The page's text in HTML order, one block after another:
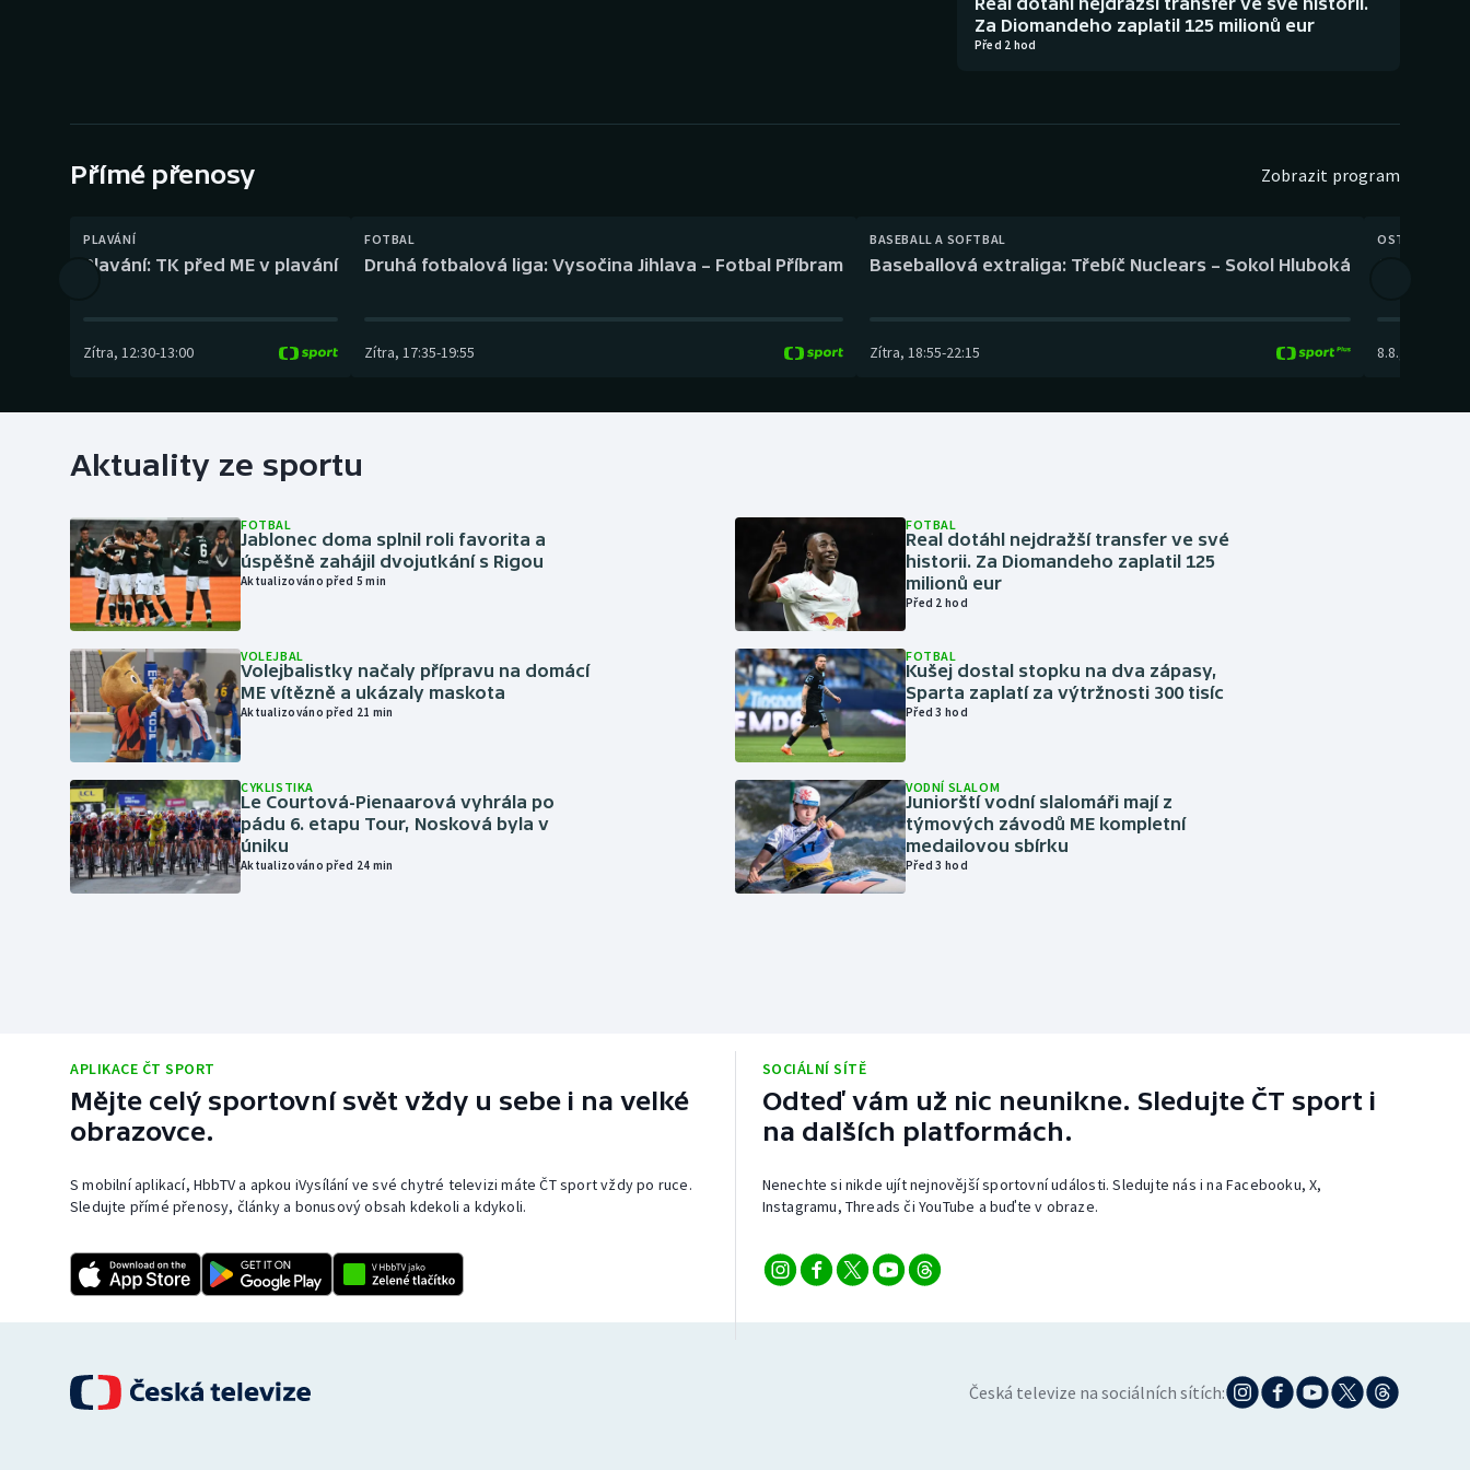
Gymnastika Plážový volejbal
Za Diomandeho zaplatil 125 milionů eur
Před 2 hod
Přímé přenosy Zobrazit program
PLAVÁNÍ
Plavání: TK před ME v plavání
Zítra, 12:30-13:00
FOTBAL
Druhá fotbalová liga: Vysočina Jihlava – Fotbal Příbram
Zítra, 17:35-19:55
BASEBALL A SOFTBAL
Baseballová extraliga: Třebíč Nuclears – Sokol Hluboká
Zítra, 18:55-22:15
OSTATNÍ
8.8.
Aktuality ze sportu
FOTBAL
Jablonec doma splnil roli favorita a
úspěšně zahájil dvojutkání s Rigou
Aktualizováno před 5 min
VOLEJBAL
Volejbalistky načaly přípravu na domácí
ME vítězně a ukázaly maskota
Aktualizováno před 21 min
CYKLISTIKA
Le Courtová-Pienaarová vyhrála po
pádu 6. etapu Tour, Nosková byla v
úniku
Aktualizováno před 24 min
FOTBAL
Real dotáhl nejdražší transfer ve své
historii. Za Diomandeho zaplatil 125
milionů eur
Před 2 hod
FOTBAL
Kušej dostal stopku na dva zápasy,
Sparta zaplatí za výtržnosti 300 tisíc
Před 3 hod
VODNÍ SLALOM
Juniorští vodní slalomáři mají z
týmových závodů ME kompletní
medailovou sbírku
Před 3 hod
APLIKACE ČT SPORT
Mějte celý sportovní svět vždy u sebe i na velké
obrazovce.
S mobilní aplikací, HbbTV a apkou iVysílání ve své chytré televizi máte ČT sport vždy po ruce.
Sledujte přímé přenosy, články a bonusový obsah kdekoli a kdykoli.
SOCIÁLNÍ SÍTĚ
Odteď vám už nic neunikne. Sledujte ČT sport i
na dalších platformách.
Nenechte si nikde ujít nejnovější sportovní události. Sledujte nás i na Facebooku, X,
Instagramu, Threads či YouTube a buďte v obraze.
Česká televize na sociálních sítích: